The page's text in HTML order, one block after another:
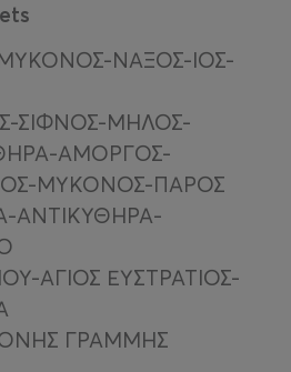
ΜΥΚΟΝΟΣ-ΝΑΞΟΣ-ΙΟΣ-
ΣΙΦΝΟΣ-ΜΗΛΟΣ-
ΑΜΟΡΓΟΣ-
ΜΥΚΟΝΟΣ-ΠΑΡΟΣ
ΑΝΤΙΚΥΘΗΡΑ-
ΑΓΙΟΣ ΕΥΣΤΡΑΤΙΟΣ-
ΓΡΑΜΜΗΣ